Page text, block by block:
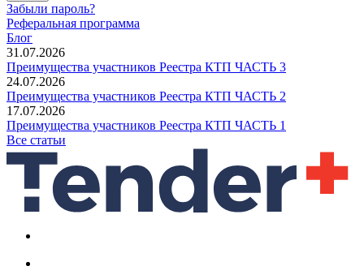
Забыли пароль?
Реферальная программа
Блог
31.07.2026
Преимущества участников Реестра КТП ЧАСТЬ 3
24.07.2026
Преимущества участников Реестра КТП ЧАСТЬ 2
17.07.2026
Преимущества участников Реестра КТП ЧАСТЬ 1
Все статьи